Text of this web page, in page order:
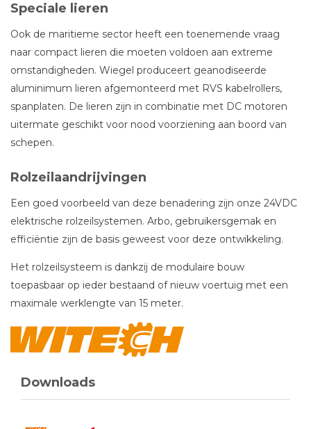
Speciale lieren
Ook de maritieme sector heeft een toenemende vraag
naar compact lieren die moeten voldoen aan extreme
omstandigheden. Wiegel produceert geanodiseerde
aluminimum lieren afgemonteerd met RVS kabelrollers,
spanplaten. De lieren zijn in combinatie met DC motoren
uitermate geschikt voor nood voorziening aan boord van
schepen.
Rolzeilaandrijvingen
Een goed voorbeeld van deze benadering zijn onze 24VDC
elektrische rolzeilsystemen. Arbo, gebruikersgemak en
efficiëntie zijn de basis geweest voor deze ontwikkeling.
Het rolzeilsysteem is dankzij de modulaire bouw
toepasbaar op ieder bestaand of nieuw voertuig met een
maximale werklengte van 15 meter.
Downloads